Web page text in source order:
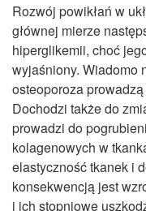
Rozwój powikłań w
głównej mierze
hiperglikemii, choć
wyjaśniony. Wiadomo
osteoporoza
Dochodzi także do
prowadzi do
kolagenowych w
elastyczność tkanek i
konsekwencją jest
i ich stopniowe